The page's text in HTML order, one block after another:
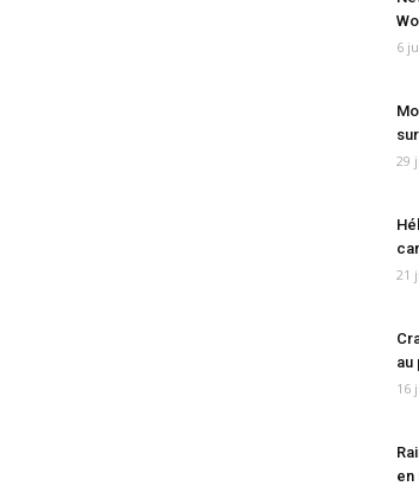
6
29
21
au
16
en